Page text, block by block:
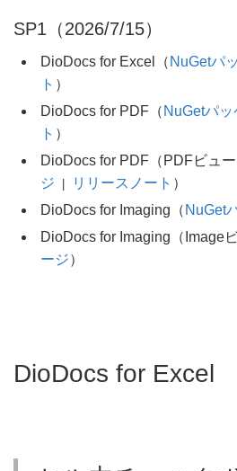
SP1（2026/7/15）
DioDocs for Excel（ NuGetパ
ト ）
DioDocs for PDF（ NuGetパッ
ト ）
DioDocs for PDF（PDFビュ
ジ
リリースノート ）
DioDocs for Imaging（ NuGet
DioDocs for Imaging（Image
ージ）
DioDocs for Excel